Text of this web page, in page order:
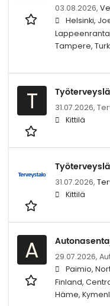
03.08.2026,
Helsinki,
Tampere,
T 31.07.2026,
Kittilä
31.07.2026,
Kittilä
A 29.07.2026,
Paimio,
Finland,
Häme,